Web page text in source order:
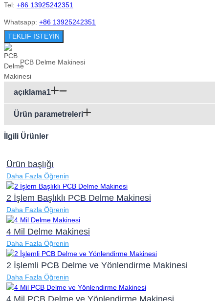
Tel: +86 13925242351
Whatsapp: +86 13925242351
TEKLİF İSTEYİN
PCB Delme Makinesi
açıklama1
Ürün parametreleri
İlgili Ürünler
Ürün başlığı
Daha Fazla Öğrenin
2 İşlem Başlıklı PCB Delme Makinesi
Daha Fazla Öğrenin
4 Mil Delme Makinesi
Daha Fazla Öğrenin
2 İşlemli PCB Delme ve Yönlendirme Makinesi
Daha Fazla Öğrenin
4 Mil PCB Delme ve Yönlendirme Makinesi